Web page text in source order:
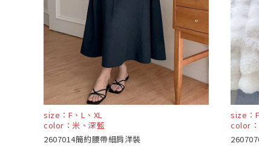
size：F、L、XL
color：米、深藍
2607014簡約腰帶細肩洋裝
size：F
color